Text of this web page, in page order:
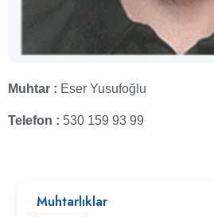
Muhtarlıklar
Muhtar : Eser Yusufoğlu
Telefon : 530 159 93 99